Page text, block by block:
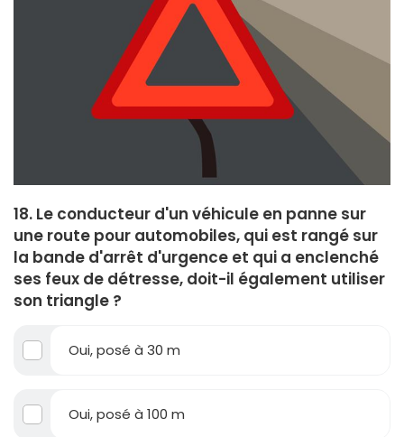
18. Le conducteur d'un véhicule en panne sur
une route pour automobiles, qui est rangé sur
la bande d'arrêt d'urgence et qui a enclenché
ses feux de détresse, doit-il également utiliser
son triangle ?
Oui, posé à 30 m
Oui, posé à 100 m